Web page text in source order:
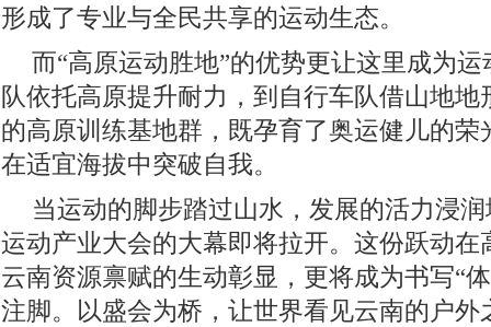
形成了专业与全民共享的运动生态。
而“高原运动胜地”的优势更让这里成为
队依托高原提升耐力，到自行车队借山地
的高原训练基地群，既孕育了奥运健儿的
在适宜海拔中突破自我。
当运动的脚步踏过山水，发展的活力浸
运动产业大会的大幕即将拉开。这份跃动在
云南资源禀赋的生动彰显，更将成为书写“
注脚。以盛会为桥，让世界看见云南的户外